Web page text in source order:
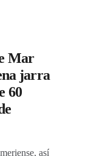
Mar
jarra
60
así